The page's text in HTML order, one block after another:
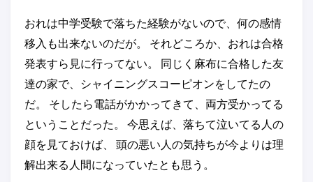
おれは中学受験で落ちた経験がないので、何の感情
移入も出来ないのだが。 それどころか、おれは合格
発表すら見に行ってない。 同じく麻布に合格した友
達の家で、シャイニングスコーピオンをしてたの
だ。 そしたら電話がかかってきて、両方受かってる
ということだった。 今思えば、落ちて泣いてる人の
顔を見ておけば、 頭の悪い人の気持ちが今よりは理
解出来る人間になっていたとも思う。